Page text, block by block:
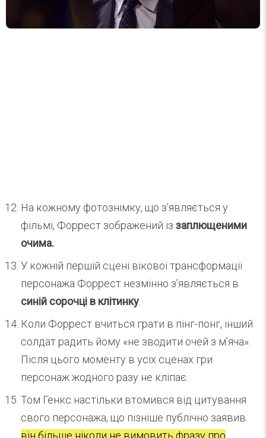
На кожному фотознімку, що з’являється у
фільмі, Форрест зображений із заплющеними
очима.
У кожній першій сцені вікової трансформації
персонажа Форрест незмінно з’являється в
синій сорочці в клітинку
Коли Форрест вчиться грати в пінг-понг, інший
солдат радить йому «не зводити очей з м’яча».
Після цього моменту в усіх сценах гри
персонаж жодного разу не кліпає.
Том Генкс настільки втомився від цитування
свого персонажа, що пізніше публічно заявив:
він більше ніколи не вимовить фразу про